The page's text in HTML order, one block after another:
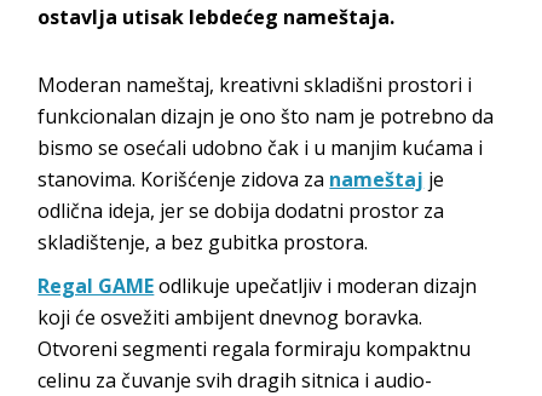
ostavlja utisak lebdećeg nameštaja.
Moderan nameštaj, kreativni skladišni prostori i
funkcionalan dizajn je ono što nam je potrebno da
bismo se osećali udobno čak i u manjim kućama i
stanovima. Korišćenje zidova za nameštaj je
odlična ideja, jer se dobija dodatni prostor za
skladištenje, a bez gubitka prostora.
Regal GAMEodlikuje upečatljiv i moderan dizajn
koji će osvežiti ambijent dnevnog boravka.
Otvoreni segmenti regala formiraju kompaktnu
celinu za čuvanje svih dragih sitnica i audio-